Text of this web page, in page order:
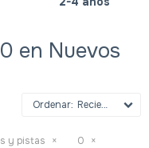
en Nuevos
Recientes
y pistas
0